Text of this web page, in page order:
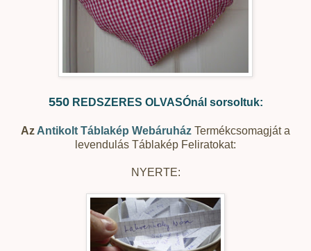
550REDSZERES OLVASÓnál sorsoltuk:
Az Antikolt Táblakép Webáruház Termékcsomagját a
levendulás Táblakép Feliratokat:
NYERTE: